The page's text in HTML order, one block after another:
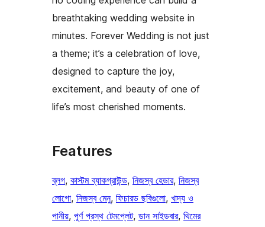
breathtaking wedding website in
minutes. Forever Wedding is not just
a theme; it’s a celebration of love,
designed to capture the joy,
excitement, and beauty of one of
life’s most cherished moments.
Features
ব্লগ, কাস্টম ব্যাকগ্রাউন্ড, নিজস্ব হেডার, নিজস্ব
লোগো, নিজস্ব মেনু, ফিচারড ছবিগুলো, খাদ্য ও
পানীয়, পূর্ণ প্রস্থ টেমপ্লেট, ডান সাইডবার, থিমের